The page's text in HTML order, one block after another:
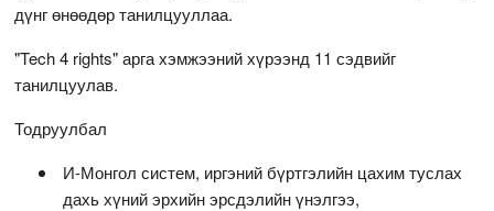
дүнг өнөөдөр танилцууллаа.
"Tech 4 rights" арга хэмжээний хүрээнд 11 сэдвийг
танилцуулав.
Тодруулбал
И-Монгол систем, иргэний бүртгэлийн цахим туслах
дахь хүний эрхийн эрсдэлийн үнэлгээ,